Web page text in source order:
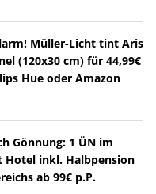
Müller-Licht tint Aris
(120x30 cm) für 44,99€
Hue oder Amazon
Gönnung: 1 ÜN im
Hotel inkl. Halbpension
ab 99€ p.P.